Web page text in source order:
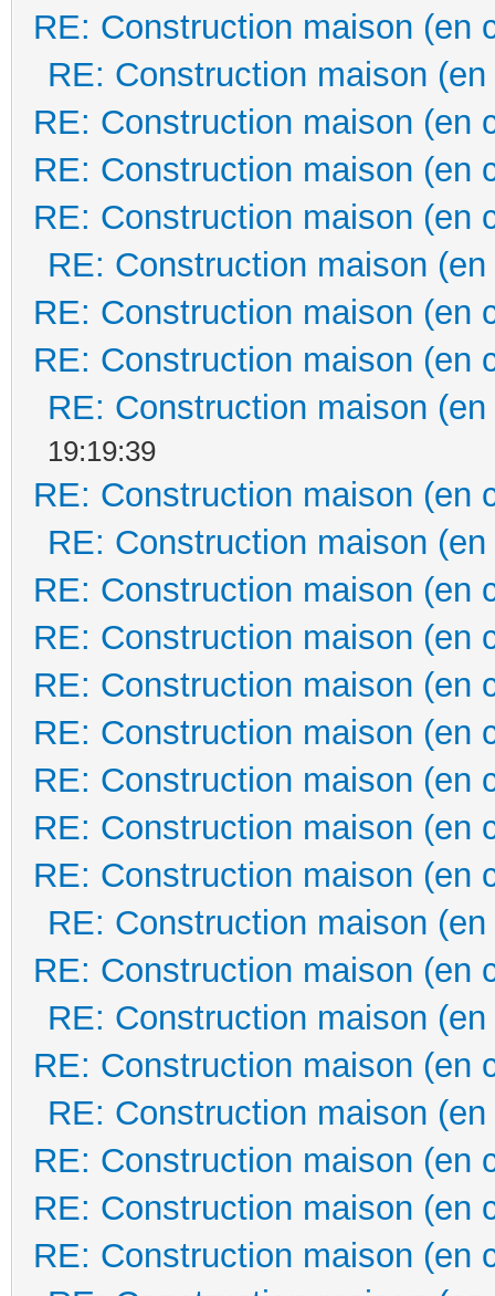
RE: Construction maison (en
RE: Construction maison
RE: Construction maison (en
RE: Construction maison (en
RE: Construction maison (en
RE: Construction maison
RE: Construction maison (en
RE: Construction maison (en
RE: Construction maison
19:19:39
RE: Construction maison (en
RE: Construction maison
RE: Construction maison (en
RE: Construction maison (en
RE: Construction maison (en
RE: Construction maison (en
RE: Construction maison (en
RE: Construction maison (en
RE: Construction maison (en
RE: Construction maison
RE: Construction maison (en
RE: Construction maison
RE: Construction maison (en
RE: Construction maison
RE: Construction maison (en
RE: Construction maison (en
RE: Construction maison (en